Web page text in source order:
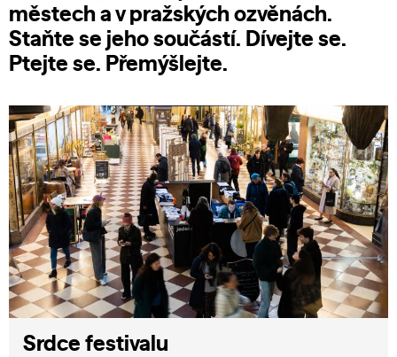
městech a v pražských ozvěnách.
Staňte se jeho součástí. Dívejte se.
Ptejte se. Přemýšlejte.
Srdce festivalu